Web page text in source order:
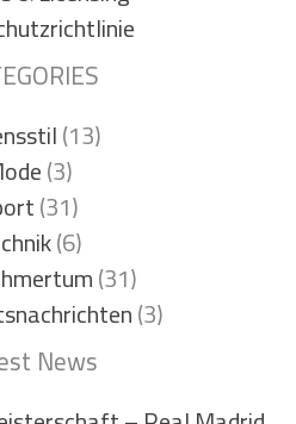
(13)
(3)
(31)
(6)
(31)
(3)
News